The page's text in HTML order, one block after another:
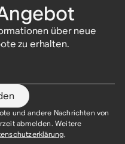
über neue
zu erhalten.
und andere Nachrichten von
abmelden. Weitere
.​